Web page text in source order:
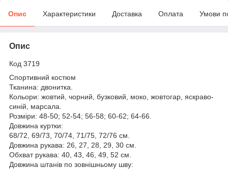
Опис Характеристики Доставка Оплата Умови
Опис
Код 3719
Спортивний костюм
Тканина: двонитка.
Кольори: жовтий, чорний, бузковий, моко, жовтогар, яскраво-
синій, марсала.
Розміри: 48-50; 52-54; 56-58; 60-62; 64-66.
Довжина куртки:
68/72, 69/73, 70/74, 71/75, 72/76 см.
Довжина рукава: 26, 27, 28, 29, 30 см.
Обхват рукава: 40, 43, 46, 49, 52 см.
Довжина штанів по зовнішньому шву: